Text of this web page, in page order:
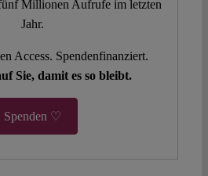
Millionen Aufrufe im letzten
Jahr.
Access. Spendenfinanziert.
Sie, damit es so bleibt.
Spenden ♡